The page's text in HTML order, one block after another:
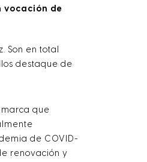
vocación de
Son en total
destaque de
que
de COVID-
renovación y